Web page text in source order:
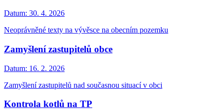
Datum: 30. 4. 2026
Neoprávněné texty na vývěsce na obecním pozemku
Zamyšlení zastupitelů obce
Datum: 16. 2. 2026
Zamyšlení zastupitelů nad současnou situací v obci
Kontrola kotlů na TP